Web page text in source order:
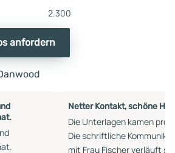
2.300
anfordern
Netter Kontakt, schöne
Die Unterlagen kamen
Die schriftliche
mit Frau Fischer verläuft